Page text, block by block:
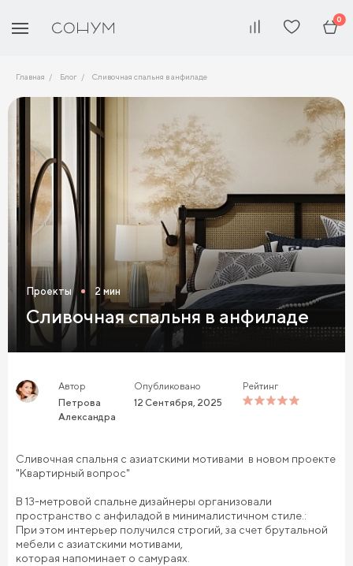
0
Главная Блог Сливочная спальня в анфиладе
Проекты 2 мин
Сливочная спальня в анфиладе
Автор
Петрова
Александра
Опубликовано
12 Сентября, 2025
Рейтинг
Сливочная спальня с азиатскими мотивами в новом проекте
"Квартирный вопрос"
В 13-метровой спальне дизайнеры организовали
пространство с анфиладой в минималистичном стиле.:
При этом интерьер получился строгий, за счет брутальной
мебели с азиатскими мотивами,
которая напоминает о самураях.